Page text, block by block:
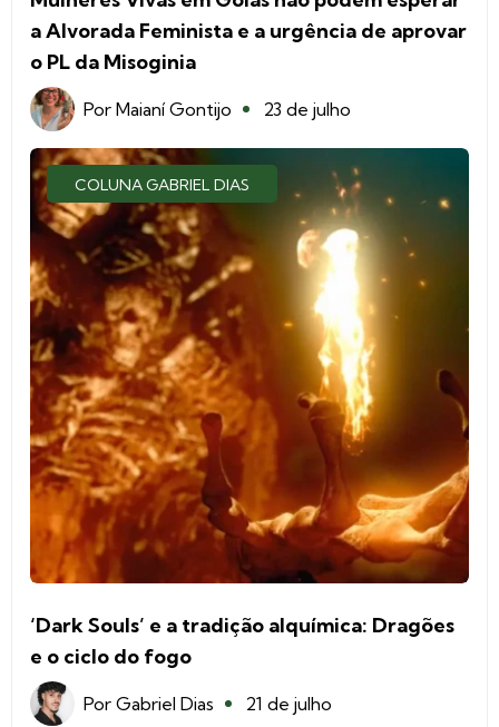
a Alvorada Feminista e a urgência de aprovar
o PL da Misoginia
Por Maianí Gontijo 23 de julho
COLUNA GABRIEL DIAS
‘Dark Souls’ e a tradição alquímica: Dragões
e o ciclo do fogo
Por Gabriel Dias 21 de julho